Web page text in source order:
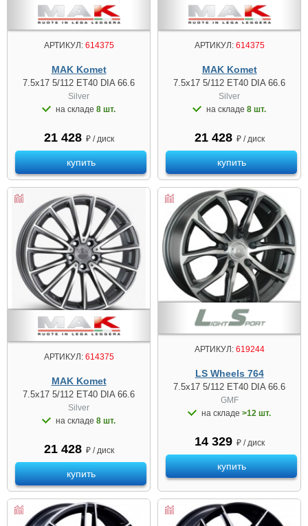
АРТИКУЛ:614375
MAK Komet
7.5x17 5/112 ET40 DIA 66.6
Silver
на складе 8 шт.
21 428 ₽ / диск
купить
АРТИКУЛ:614375
MAK Komet
7.5x17 5/112 ET40 DIA 66.6
Silver
на складе 8 шт.
21 428 ₽ / диск
купить
АРТИКУЛ:614375
MAK Komet
7.5x17 5/112 ET40 DIA 66.6
Silver
на складе 8 шт.
21 428 ₽ / диск
купить
АРТИКУЛ:619244
LS Wheels 764
7.5x17 5/112 ET40 DIA 66.6
GMF
на складе >12 шт.
14 329 ₽ / диск
купить